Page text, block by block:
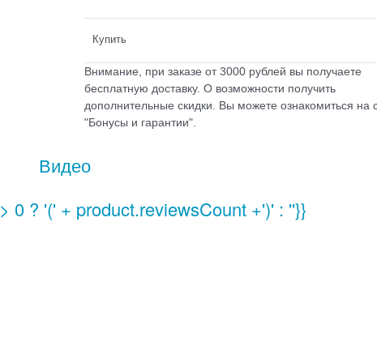
Купить
Внимание, при заказе от 3000 рублей вы получаете
бесплатную доставку. О возможности получить
дополнительные скидки. Вы можете ознакомиться на
"Бонусы и гарантии".
Видео
0 ? '(' + product.reviewsCount +')' : ''}}